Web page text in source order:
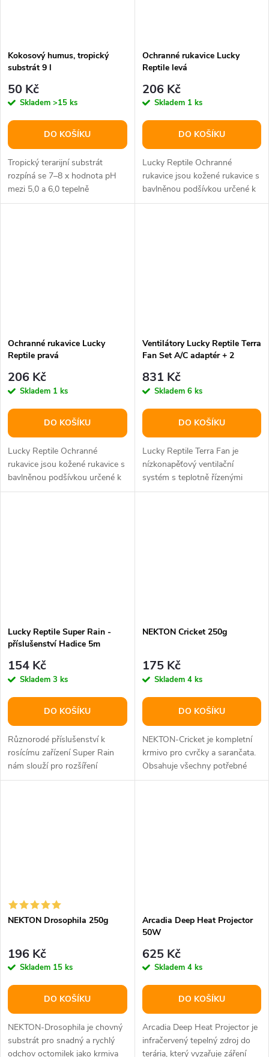
Kokosový humus, tropický
substrát 9 l
50 Kč
Skladem >15 ks
DO KOŠÍKU
Tropický terarijní substrát
rozpíná se 7–8 x hodnota pH
mezi 5,0 a 6,0 tepelně
sterilizováno, proto bez plísní
Ochranné rukavice Lucky
Reptile levá
206 Kč
Skladem 1 ks
DO KOŠÍKU
Lucky Reptile Ochranné
rukavice jsou kožené rukavice s
bavlněnou podšívkou určené k
bezpečné manipulaci s
Ochranné rukavice Lucky
Reptile pravá
206 Kč
Skladem 1 ks
DO KOŠÍKU
Lucky Reptile Ochranné
rukavice jsou kožené rukavice s
bavlněnou podšívkou určené k
bezpečné manipulaci s
Ventilátory Lucky Reptile Terra
Fan Set A/C adaptér + 2
831 Kč
Skladem 6 ks
DO KOŠÍKU
Lucky Reptile Terra Fan je
nízkonapěťový ventilační
systém s teplotně řízenými
ventilátory pro terária a
Lucky Reptile Super Rain -
příslušenství Hadice 5m
154 Kč
Skladem 3 ks
DO KOŠÍKU
Různorodé příslušenství k
rosícímu zařízení Super Rain
nám slouží pro rozšíření
systému a pro výměnu
NEKTON Cricket 250g
175 Kč
Skladem 4 ks
DO KOŠÍKU
NEKTON-Cricket je kompletní
krmivo pro cvrčky a sarančata.
Obsahuje všechny potřebné
bílkoviny, vitamíny a minerály –...
NEKTON Drosophila 250g
196 Kč
Skladem 15 ks
DO KOŠÍKU
NEKTON-Drosophila je chovný
substrát pro snadný a rychlý
odchov octomilek jako krmiva
Arcadia Deep Heat Projector
50W
625 Kč
Skladem 4 ks
DO KOŠÍKU
Arcadia Deep Heat Projector je
infračervený tepelný zdroj do
terária, který vyzařuje záření